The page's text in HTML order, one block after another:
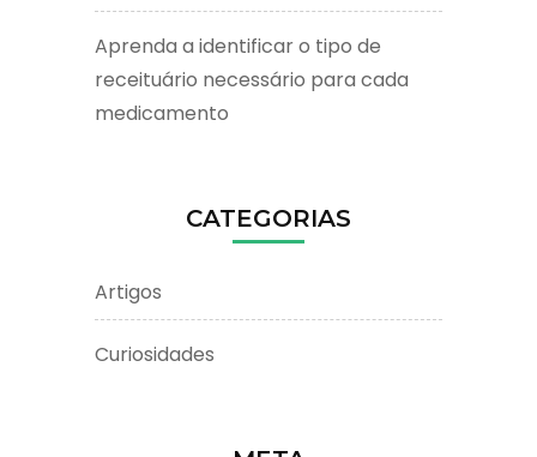
Aprenda a identificar o tipo de
receituário necessário para cada
medicamento
CATEGORIAS
Artigos
Curiosidades